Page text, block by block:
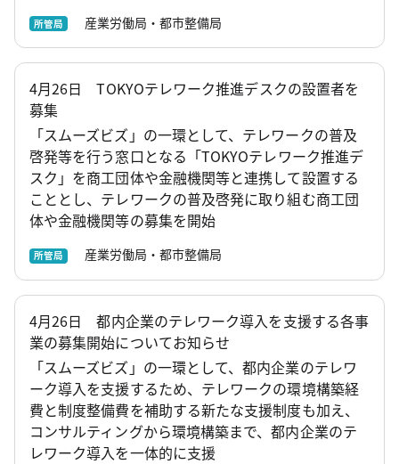
所管局 産業労働局・都市整備局
4月26日 TOKYOテレワーク推進デスクの設置者を
募集
「スムーズビズ」の一環として、テレワークの普及
啓発等を行う窓口となる「TOKYOテレワーク推進デ
スク」を商工団体や金融機関等と連携して設置する
こととし、テレワークの普及啓発に取り組む商工団
体や金融機関等の募集を開始
所管局 産業労働局・都市整備局
4月26日 都内企業のテレワーク導入を支援する各事
業の募集開始についてお知らせ
「スムーズビズ」の一環として、都内企業のテレワ
ーク導入を支援するため、テレワークの環境構築経
費と制度整備費を補助する新たな支援制度も加え、
コンサルティングから環境構築まで、都内企業のテ
レワーク導入を一体的に支援